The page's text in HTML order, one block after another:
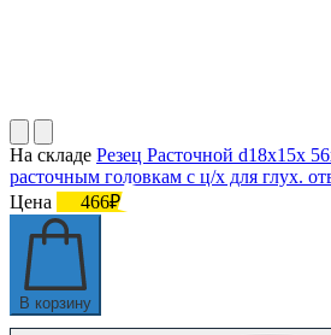
На складе Резец Расточной d18х15х
расточным головкам с ц/х для глух.
Цена
466₽
В корзину